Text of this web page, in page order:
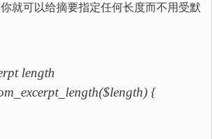
就可以给摘要指定任何长度而不用受默
length
{